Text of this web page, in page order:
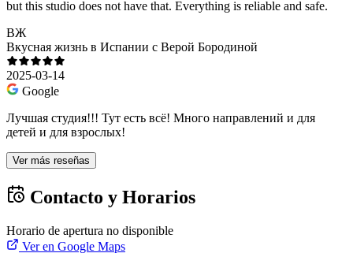
but this studio does not have that. Everything is reliable and safe.
ВЖ
Вкусная жизнь в Испании с Верой Бородиной
2025-03-14
Google
Лучшая студия!!! Тут есть всё! Много направлений и для
детей и для взрослых!
Ver más reseñas
Contacto y Horarios
Horario de apertura no disponible
Ver en Google Maps